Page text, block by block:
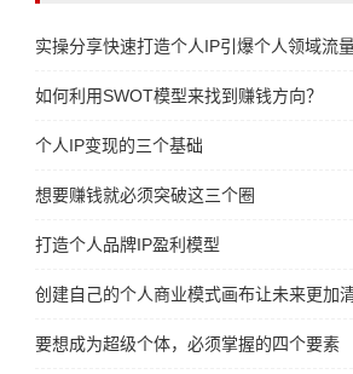
实操分享快速打造个人IP引爆个人领域流
如何利用SWOT模型来找到赚钱方向？
个人IP变现的三个基础
想要赚钱就必须突破这三个圈
打造个人品牌IP盈利模型
创建自己的个人商业模式画布让未来更加
要想成为超级个体，必须掌握的四个要素